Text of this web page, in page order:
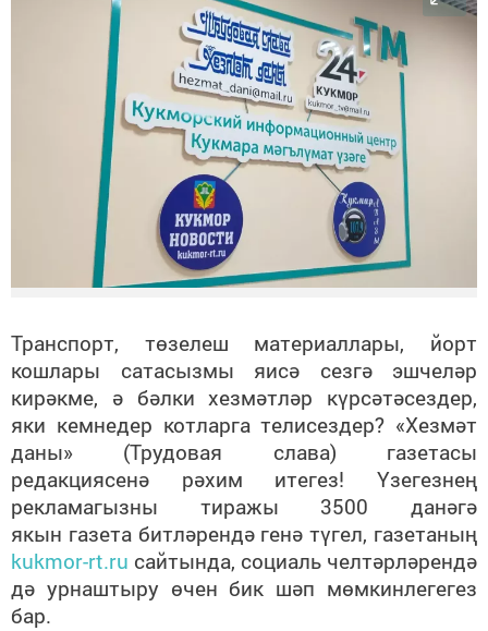
Транспорт, төзелеш материаллары, йорт
кошлары сатасызмы яисә сезгә эшчеләр
кирәкме, ә бәлки хезмәтләр күрсәтәсездер,
яки кемнедер котларга телисездер? «Хезмәт
даны» (Трудовая слава) газетасы
редакциясенә рәхим итегез! Үзегезнең
рекламагызны тиражы 3500 данәгә
якын газета битләрендә генә түгел, газетаның
kukmor-rt.ru сайтында, социаль челтәрләрендә
дә урнаштыру өчен бик шәп мөмкинлегегез
бар.